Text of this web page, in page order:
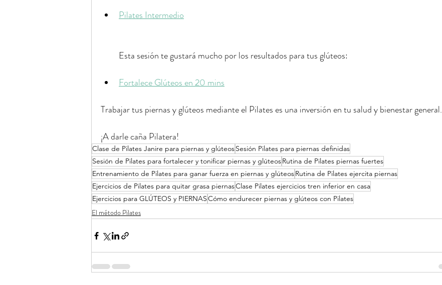
Pilates Intermedio
Esta sesión te gustará mucho por los resultados para tus glúteos:
Fortalece Glúteos en 20 mins
Trabajar tus piernas y glúteos mediante el Pilates es una inversión en tu salud y bienestar general.
¡A darle caña Pilatera!
Clase de Pilates Janire para piernas y glúteosSesión Pilates para piernas definidas
Sesión de Pilates para fortalecer y tonificar piernas y glúteosRutina de Pilates piernas fuertes
Entrenamiento de Pilates para ganar fuerza en piernas y glúteosRutina de Pilates ejercita piernas
Ejercicios de Pilates para quitar grasa piernasClase Pilates ejercicios tren inferior en casa
Ejercicios para GLÚTEOS y PIERNASCómo endurecer piernas y glúteos con Pilates
El método Pilates